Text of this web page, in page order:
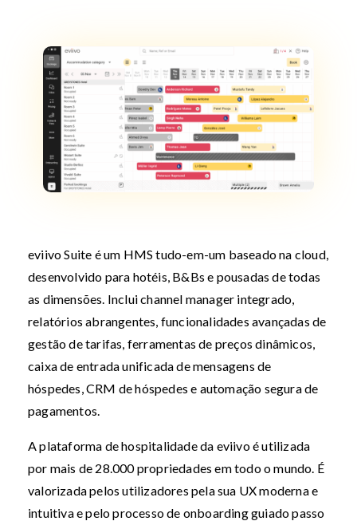
eviivo Suite é um HMS tudo-em-um baseado na cloud,
desenvolvido para hotéis, B&Bs e pousadas de todas
as dimensões. Inclui channel manager integrado,
relatórios abrangentes, funcionalidades avançadas de
gestão de tarifas, ferramentas de preços dinâmicos,
caixa de entrada unificada de mensagens de
hóspedes, CRM de hóspedes e automação segura de
pagamentos.
A plataforma de hospitalidade da eviivo é utilizada
por mais de 28.000 propriedades em todo o mundo. É
valorizada pelos utilizadores pela sua UX moderna e
intuitiva e pelo processo de onboarding guiado passo